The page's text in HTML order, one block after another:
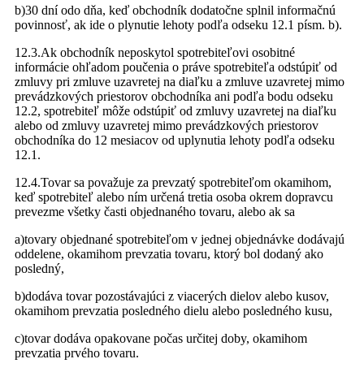
b)30 dní odo dňa, keď obchodník dodatočne splnil informačnú
povinnosť, ak ide o plynutie lehoty podľa odseku 12.1 písm. b).
12.3.Ak obchodník neposkytol spotrebiteľovi osobitné
informácie ohľadom poučenia o práve spotrebiteľa odstúpiť od
zmluvy pri zmluve uzavretej na diaľku a zmluve uzavretej mimo
prevádzkových priestorov obchodníka ani podľa bodu odseku
12.2, spotrebiteľ môže odstúpiť od zmluvy uzavretej na diaľku
alebo od zmluvy uzavretej mimo prevádzkových priestorov
obchodníka do 12 mesiacov od uplynutia lehoty podľa odseku
12.1.
12.4.Tovar sa považuje za prevzatý spotrebiteľom okamihom,
keď spotrebiteľ alebo ním určená tretia osoba okrem dopravcu
prevezme všetky časti objednaného tovaru, alebo ak sa
a)tovary objednané spotrebiteľom v jednej objednávke dodávajú
oddelene, okamihom prevzatia tovaru, ktorý bol dodaný ako
posledný,
b)dodáva tovar pozostávajúci z viacerých dielov alebo kusov,
okamihom prevzatia posledného dielu alebo posledného kusu,
c)tovar dodáva opakovane počas určitej doby, okamihom
prevzatia prvého tovaru.